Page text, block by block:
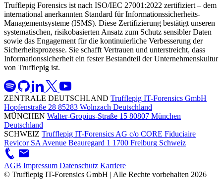
Trufflepig Forensics ist nach ISO/IEC 27001:2022 zertifiziert – dem
international anerkannten Standard für Informationssicherheits-
Managementsysteme (ISMS). Diese Zertifizierung bestätigt unseren
systematischen, risikobasierten Ansatz zum Schutz sensibler Daten
sowie das Engagement für die kontinuierliche Verbesserung der
Sicherheitsprozesse. Sie schafft Vertrauen und unterstreicht, dass
Informationssicherheit ein fester Bestandteil der Unternehmenskultur
von Trufflepig ist.
ZENTRALE DEUTSCHLAND Trufflepig IT-Forensics GmbH
Hopfenstraße 28 85283 Wolnzach Deutschland
MÜNCHEN Walter-Gropius-Straße 15 80807 München
Deutschland
SCHWEIZ Trufflepig IT-Forensics AG c/o CORE Fiduciaire
Revicor SA Avenue Beauregard 1 1700 Freiburg Schweiz
AGB Impressum Datenschutz Karriere
© Trufflepig IT-Forensics GmbH | Alle Rechte vorbehalten 2026